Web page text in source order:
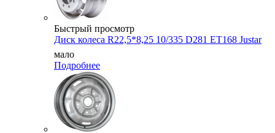
Быстрый просмотр
Диск колеса R22,5*8,25 10/335 D281 ET168 Justar
мало
Подробнее